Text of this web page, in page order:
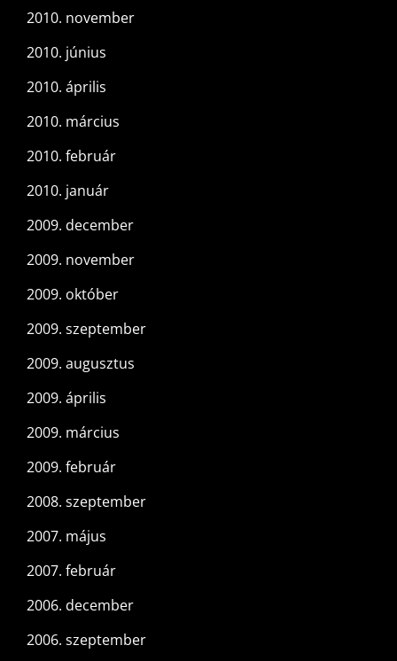
2010. november
2010. június
2010. április
2010. március
2010. február
2010. január
2009. december
2009. november
2009. október
2009. szeptember
2009. augusztus
2009. április
2009. március
2009. február
2008. szeptember
2007. május
2007. február
2006. december
2006. szeptember